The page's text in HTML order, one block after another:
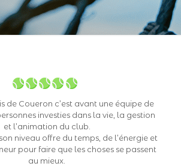
de Coueron c’est avant une équipe de
investies dans la vie, la gestion
et l’animation du club.
niveau offre du temps, de l’énergie et
pour faire que les choses se passent
au mieux.